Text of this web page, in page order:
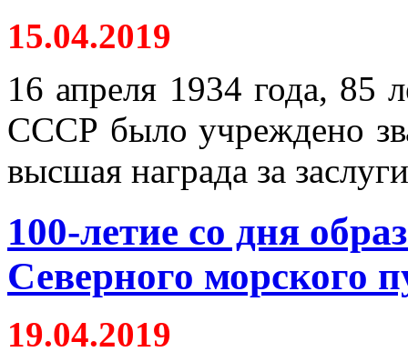
15.04.2019
16 апреля 1934 года, 85
СССР было учреждено
высшая награда за
100-летие со дня
Северного морского
19.04.2019